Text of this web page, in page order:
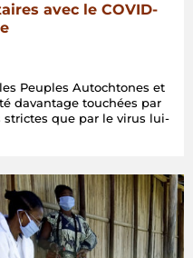
avec le COVID-
Peuples Autochtones et
davantage touchées par
que par le virus lui-